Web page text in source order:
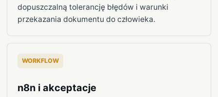
dopuszczalną tolerancję błędów i warunki
przekazania dokumentu do człowieka.
WORKFLOW
n8n i akceptacje